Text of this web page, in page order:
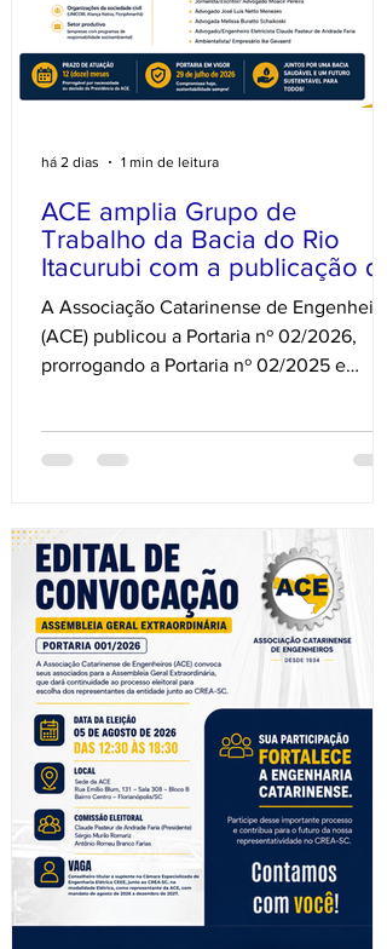
ACE amplia Grupo de
Trabalho da Bacia do Rio
Itacurubi com a publicação da
Portaria nº 02/2026
A Associação Catarinense de
(ACE) publicou a Portaria nº 02/2026,
prorrogando a Portaria nº 02/2025 e
(GT-Itacurubi) com a inclusão de novos
sustentável de uma das mais importantes
bacias hidrográficas de Florianópolis. O
GT-Itacurubi tem como finalidade
coordenar, acompanhar e propor ações
relacionadas ao Projeto de Gestão
há 2 dias 1 min de leitura